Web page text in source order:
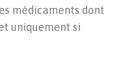
médicaments dont
uniquement si